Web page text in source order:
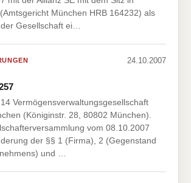
München HRB 164232) als
Gesellschaft ei…
24.10.2007
Vermögensverwaltungsgesellschaft
(Königinstr. 28, 80802 München).
vom 08.10.2007
der §§ 1 (Firma), 2 (Gegenstand
und …